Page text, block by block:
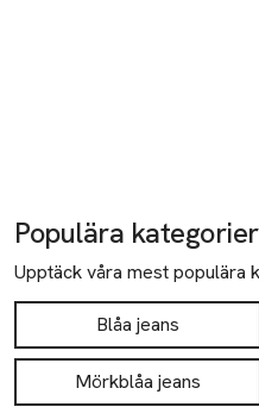
Populära kategorier
Upptäck våra mest populära
Blåa jeans
Mörkblåa jeans